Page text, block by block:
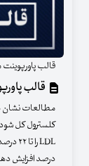
قالب پاورپوینت
قالب
مطالعات نشان
درصد افزایش